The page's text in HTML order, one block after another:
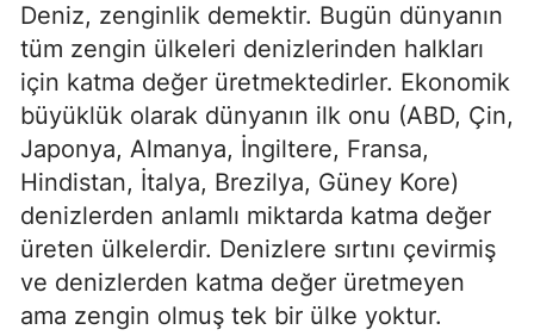
Deniz, zenginlik demektir. Bugün dünyanın
tüm zengin ülkeleri denizlerinden halkları
için katma değer üretmektedirler. Ekonomik
büyüklük olarak dünyanın ilk onu (ABD, Çin,
Japonya, Almanya, İngiltere, Fransa,
Hindistan, İtalya, Brezilya, Güney Kore)
denizlerden anlamlı miktarda katma değer
üreten ülkelerdir. Denizlere sırtını çevirmiş
ve denizlerden katma değer üretmeyen
ama zengin olmuş tek bir ülke yoktur.